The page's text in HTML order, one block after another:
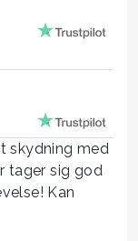
skydning med
tager sig god
Kan